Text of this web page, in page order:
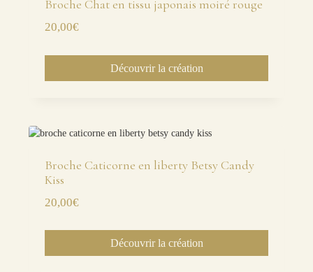
Broche Chat en tissu japonais moiré rouge
20,00€
Découvrir la création
Broche Caticorne en liberty Betsy Candy
Kiss
20,00€
Découvrir la création